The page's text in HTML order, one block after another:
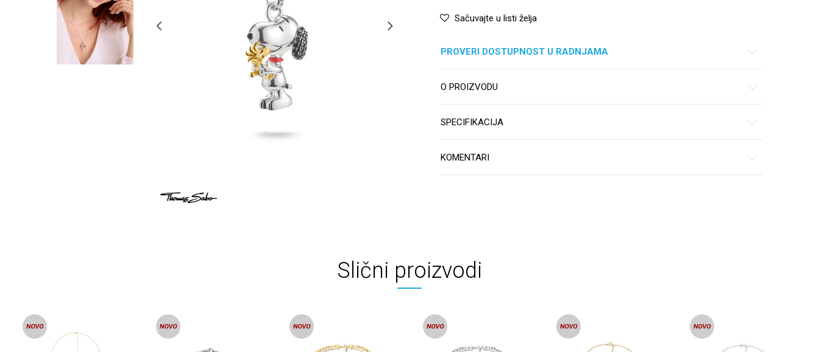
Sačuvajte u listi želja
PROVERI DOSTUPNOST U RADNJAMA
O PROIZVODU
SPECIFIKACIJA
KOMENTARI
Slični proizvodi